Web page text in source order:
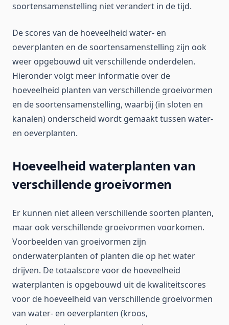
soortensamenstelling niet verandert in de tijd.
De scores van de hoeveelheid water- en
oeverplanten en de soortensamenstelling zijn ook
weer opgebouwd uit verschillende onderdelen.
Hieronder volgt meer informatie over de
hoeveelheid planten van verschillende groeivormen
en de soortensamenstelling, waarbij (in sloten en
kanalen) onderscheid wordt gemaakt tussen water-
en oeverplanten.
Hoeveelheid waterplanten van
verschillende groeivormen
Er kunnen niet alleen verschillende soorten planten,
maar ook verschillende groeivormen voorkomen.
Voorbeelden van groeivormen zijn
onderwaterplanten of planten die op het water
drijven. De totaalscore voor de hoeveelheid
waterplanten is opgebouwd uit de kwaliteitscores
voor de hoeveelheid van verschillende groeivormen
van water- en oeverplanten (kroos,